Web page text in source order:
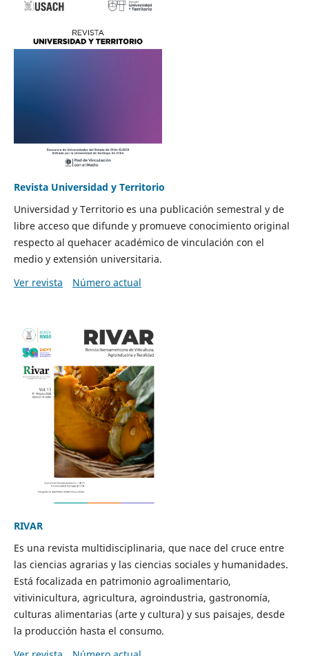
Revista Universidad y Territorio
Universidad y Territorio es una publicación semestral y de
libre acceso que difunde y promueve conocimiento original
respecto al quehacer académico de vinculación con el
medio y extensión universitaria.
Ver revista
Número actual
RIVAR
Es una revista multidisciplinaria, que nace del cruce entre
las ciencias agrarias y las ciencias sociales y humanidades.
Está focalizada en patrimonio agroalimentario,
vitivinicultura, agricultura, agroindustria, gastronomía,
culturas alimentarias (arte y cultura) y sus paisajes, desde
la producción hasta el consumo.